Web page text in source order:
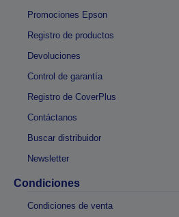
Promociones Epson
Registro de productos
Devoluciones
Control de garantía
Registro de CoverPlus
Contáctanos
Buscar distribuidor
Newsletter
Condiciones
Condiciones de venta